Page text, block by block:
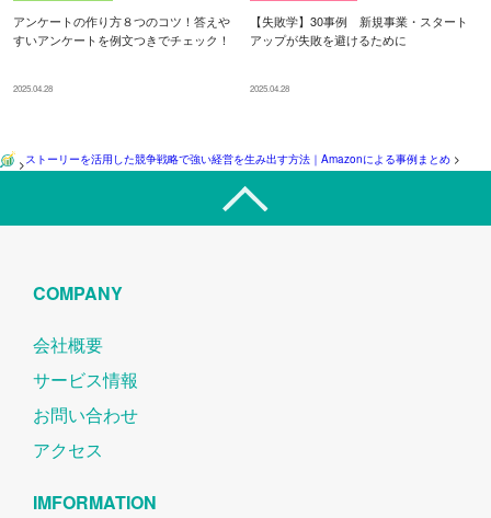
アンケートの作り方８つのコツ！答えや
すいアンケートを例文つきでチェック！
2025.04.28
【失敗学】30事例 新規事業・スタート
アップが失敗を避けるために
2025.04.28
>ストーリーを活用した競争戦略で強い経営を生み出す方法｜Amazonによる事例まとめ>
COMPANY
会社概要
サービス情報
お問い合わせ
アクセス
IMFORMATION